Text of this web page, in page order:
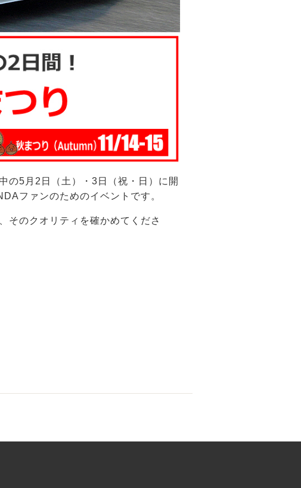
の5月2日（土）・3日（祝・日）に開
ファンのためのイベントです。
そのクオリティを確かめてくださ